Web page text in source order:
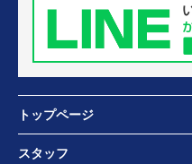
トップページ
スタッフ